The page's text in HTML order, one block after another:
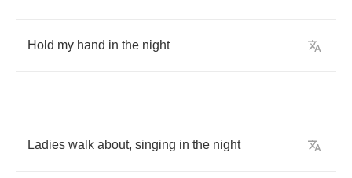
Hold my hand in the night
Ladies walk about, singing in the night